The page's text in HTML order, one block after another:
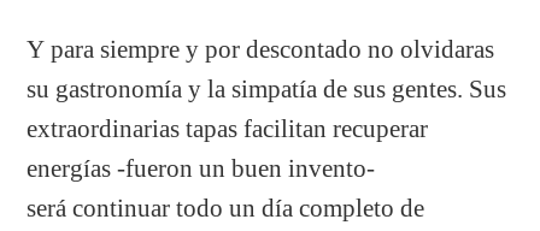
Y para siempre y por descontado no olvidaras
su gastronomía y la simpatía de sus gentes. Sus
extraordinarias tapas facilitan recuperar
energías -fueron un buen invento-
será continuar todo un día completo de